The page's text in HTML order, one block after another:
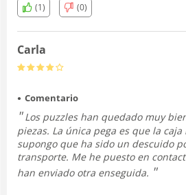
(1) (0)
Carla
Comentario
Los puzzles han quedado muy bien, muy rígidas las
piezas. La única pega es que la
supongo que ha sido un descuido
transporte. Me he puesto en
han enviado otra enseguida.